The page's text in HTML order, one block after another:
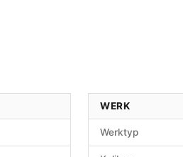
WERK
Werktyp